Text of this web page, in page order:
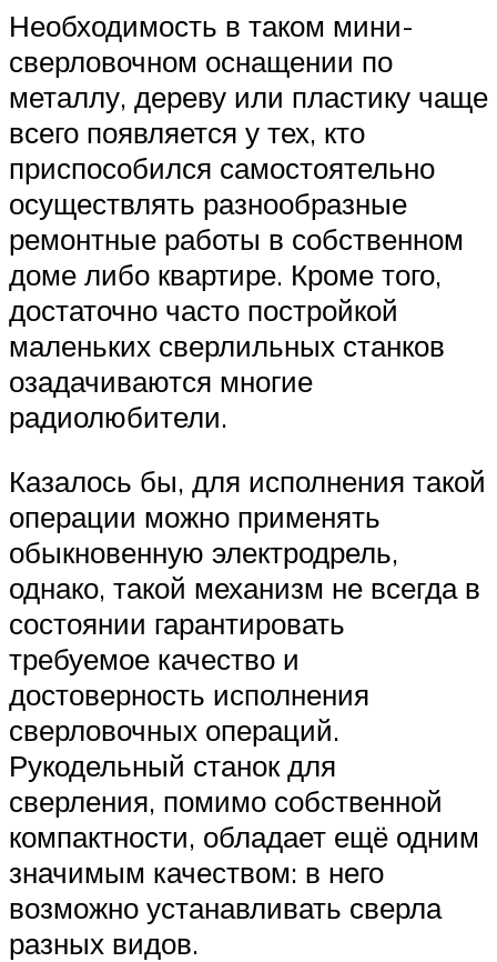
Необходимость в таком мини-
сверловочном оснащении по
металлу, дереву или пластику чаще
всего появляется у тех, кто
приспособился самостоятельно
осуществлять разнообразные
ремонтные работы в собственном
доме либо квартире. Кроме того,
достаточно часто постройкой
маленьких сверлильных станков
озадачиваются многие
радиолюбители.
Казалось бы, для исполнения такой
операции можно применять
обыкновенную электродрель,
однако, такой механизм не всегда в
состоянии гарантировать
требуемое качество и
достоверность исполнения
сверловочных операций.
Рукодельный станок для
сверления, помимо собственной
компактности, обладает ещё одним
значимым качеством: в него
возможно устанавливать сверла
разных видов.